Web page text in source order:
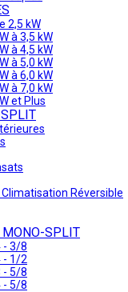
2,5 kW
à 3,5 kW
à 4,5 kW
à 5,0 kW
à 6,0 kW
à 7,0 kW
et Plus
Réversible
MONO-SPLIT
- 3/8
- 1/2
- 5/8
- 5/8